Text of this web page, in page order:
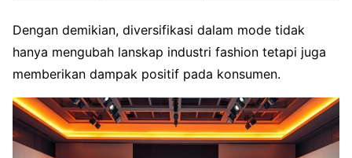
Dengan demikian, diversifikasi dalam mode tidak
hanya mengubah lanskap industri fashion tetapi juga
memberikan dampak positif pada konsumen.